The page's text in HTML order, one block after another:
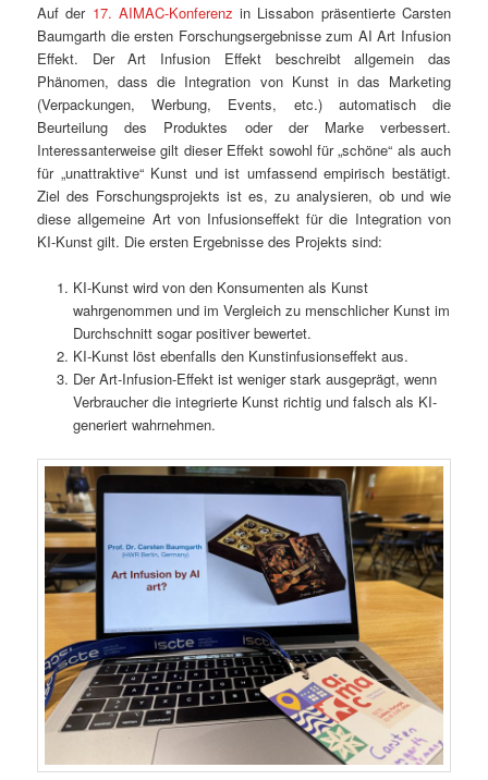
Auf der 17. AIMAC-Konferenz in Lissabon präsentierte Carsten
Baumgarth die ersten Forschungsergebnisse zum AI Art Infusion
Effekt. Der Art Infusion Effekt beschreibt allgemein das
Phänomen, dass die Integration von Kunst in das Marketing
(Verpackungen, Werbung, Events, etc.) automatisch die
Beurteilung des Produktes oder der Marke verbessert.
Interessanterweise gilt dieser Effekt sowohl für „schöne“ als auch
für „unattraktive“ Kunst und ist umfassend empirisch bestätigt.
Ziel des Forschungsprojekts ist es, zu analysieren, ob und wie
diese allgemeine Art von Infusionseffekt für die Integration von
KI-Kunst gilt. Die ersten Ergebnisse des Projekts sind:
KI-Kunst wird von den Konsumenten als Kunst
wahrgenommen und im Vergleich zu menschlicher Kunst im
Durchschnitt sogar positiver bewertet.
KI-Kunst löst ebenfalls den Kunstinfusionseffekt aus.
Der Art-Infusion-Effekt ist weniger stark ausgeprägt, wenn
Verbraucher die integrierte Kunst richtig und falsch als KI-
generiert wahrnehmen.